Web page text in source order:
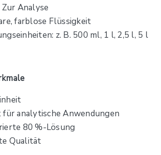
Analyse
farblose Flüssigkeit
z. B. 500 ml, 1 l, 2,5 l, 5 l
für analytische Anwendungen
80 %-Lösung
Qualität